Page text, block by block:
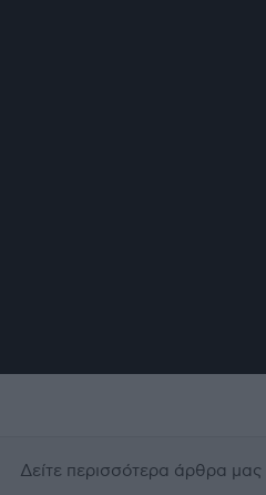
Δείτε περισσότερα άρθρα μας